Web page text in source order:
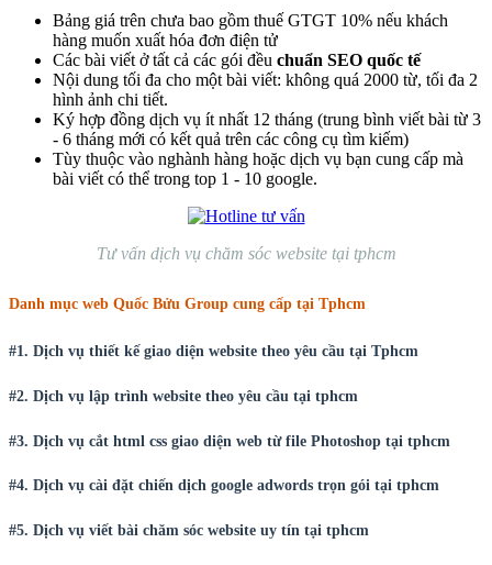
Bảng giá trên chưa bao gồm thuế GTGT 10% nếu khách
hàng muốn xuất hóa đơn điện tử
Các bài viết ở tất cả các gói đều chuẩn SEO quốc tế
Nội dung tối đa cho một bài viết: không quá 2000 từ, tối đa 2
hình ảnh chi tiết.
Ký hợp đồng dịch vụ ít nhất 12 tháng (trung bình viết bài từ 3
- 6 tháng mới có kết quả trên các công cụ tìm kiếm)
Tùy thuộc vào nghành hàng hoặc dịch vụ bạn cung cấp mà
bài viết có thể trong top 1 - 10 google.
Tư vấn dịch vụ chăm sóc website tại tphcm
Danh mục web Quốc Bửu Group cung cấp tại Tphcm
#1. Dịch vụ thiết kế giao diện website theo yêu cầu tại Tphcm
#2. Dịch vụ lập trình website theo yêu cầu tại tphcm
#3. Dịch vụ cắt html css giao diện web từ file Photoshop tại tphcm
#4. Dịch vụ cài đặt chiến dịch google adwords trọn gói tại tphcm
#5. Dịch vụ viết bài chăm sóc website uy tín tại tphcm